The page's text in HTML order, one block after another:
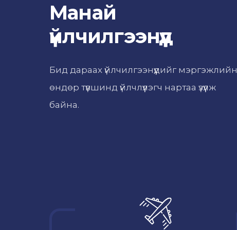
Манай
үйлчилгээнүүд
Бид дараах үйлчилгээнүүдийг мэргэжлийн
өндөр түвшинд үйлчлүүлэгч нартаа үзүүлж
байна.